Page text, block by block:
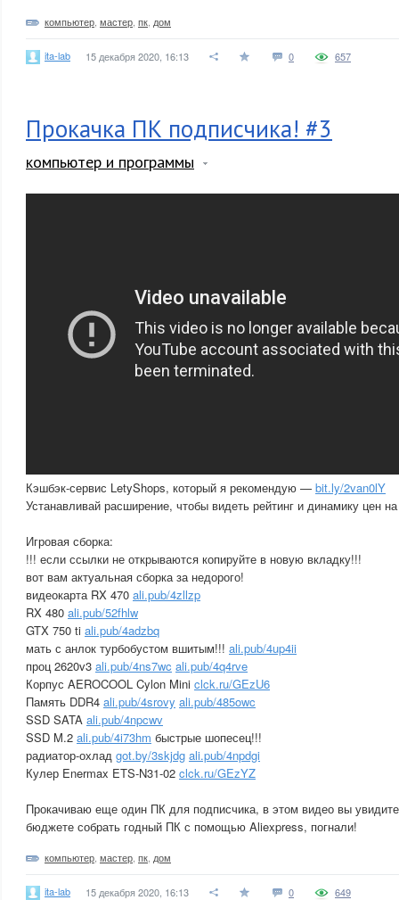
компьютер мастер пк дом
ita-lab 15 декабря 2020, 16:13 0 657
Прокачка ПК подписчика! #3
компьютер и программы
Кэшбэк-сервис LetyShops, который я рекомендую — bit.ly/2van0lY
Устанавливай расширение, чтобы видеть рейтинг и динамику цен
Игровая сборка:
!!! если ссылки не открываются копируйте в новую вкладку!!!
вот вам актуальная сборка за недорого!
видеокарта RX 470 ali.pub/4zllzp
RX 480 ali.pub/52fhlw
GTX 750 ti ali.pub/4adzbq
мать с анлок турбобустом вшитым!!! ali.pub/4up4ii
проц 2620v3 ali.pub/4ns7wc ali.pub/4q4rve
Корпус AEROCOOL Cylon Mini clck.ru/GEzU6
Память DDR4 ali.pub/4srovy ali.pub/485owc
SSD SATA ali.pub/4npcwv
SSD M.2 ali.pub/4i73hm быстрые шопесец!!!
радиатор-охлад got.by/3skjdg ali.pub/4npdgi
Кулер Enermax ETS-N31-02 clck.ru/GEzYZ
Прокачиваю еще один ПК для подписчика, в этом видео вы
бюджете собрать годный ПК с помощью Aliexpress, погнали!
компьютер мастер пк дом
ita-lab 15 декабря 2020, 16:13 0 649